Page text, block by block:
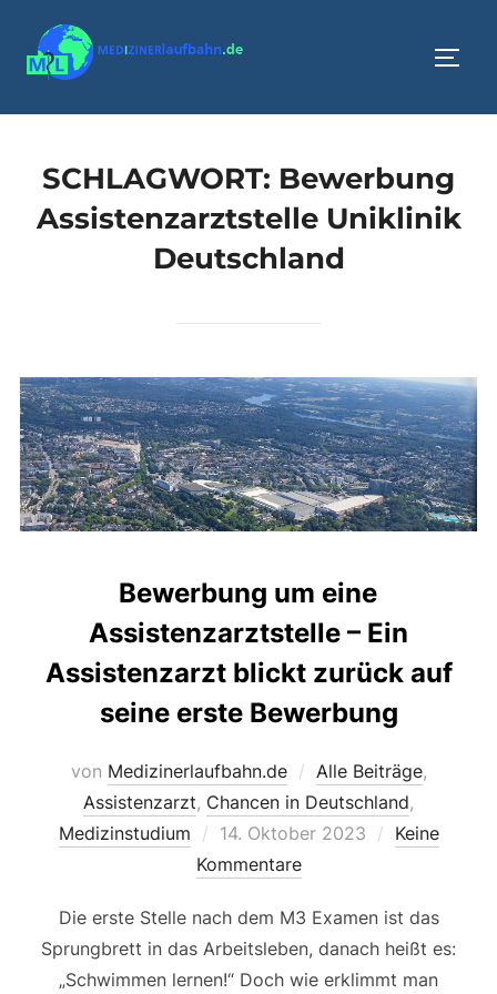
Inhalt
springen
SCHLAGWORT: Bewerbung
Assistenzarztstelle Uniklinik
Deutschland
Bewerbung um eine
Assistenzarztstelle – Ein
Assistenzarzt blickt zurück auf
seine erste Bewerbung
von Medizinerlaufbahn.de Alle Beiträge,
Assistenzarzt, Chancen in Deutschland,
Medizinstudium
Veröffentlicht
am
14. Oktober 2023
Keine
Kommentare
Die erste Stelle nach dem M3 Examen ist das
Sprungbrett in das Arbeitsleben, danach heißt es:
„Schwimmen lernen!“ Doch wie erklimmt man